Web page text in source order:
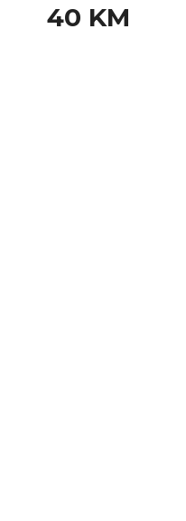
40 KM